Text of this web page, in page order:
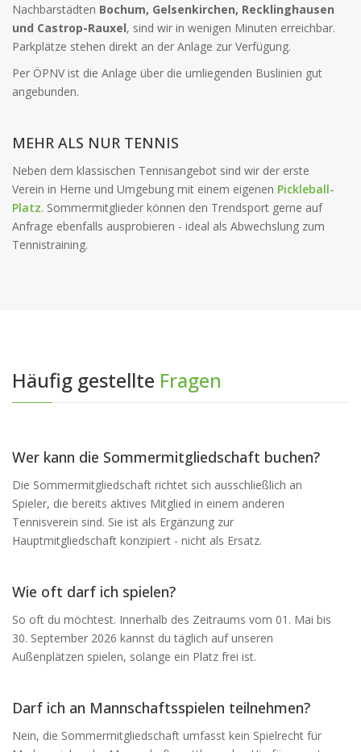
Nachbarstädten Bochum, Gelsenkirchen, Recklinghausen
und Castrop-Rauxel, sind wir in wenigen Minuten erreichbar.
Parkplätze stehen direkt an der Anlage zur Verfügung.
Per ÖPNV ist die Anlage über die umliegenden Buslinien gut
angebunden.
MEHR ALS NUR TENNIS
Neben dem klassischen Tennisangebot sind wir der erste
Verein in Herne und Umgebung mit einem eigenen Pickleball-
Platz. Sommermitglieder können den Trendsport gerne auf
Anfrage ebenfalls ausprobieren - ideal als Abwechslung zum
Tennistraining.
Häufig gestellte Fragen
Wer kann die Sommermitgliedschaft buchen?
Die Sommermitgliedschaft richtet sich ausschließlich an
Spieler, die bereits aktives Mitglied in einem anderen
Tennisverein sind. Sie ist als Ergänzung zur
Hauptmitgliedschaft konzipiert - nicht als Ersatz.
Wie oft darf ich spielen?
So oft du möchtest. Innerhalb des Zeitraums vom 01. Mai bis
30. September 2026 kannst du täglich auf unseren
Außenplätzen spielen, solange ein Platz frei ist.
Darf ich an Mannschaftsspielen teilnehmen?
Nein, die Sommermitgliedschaft umfasst kein Spielrecht für